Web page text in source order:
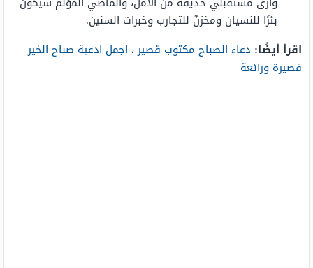
بئرًا للنسيان ومخزنٌ للتجارب وخبرات السنين.
اقرأ أيضًا: دعاء الصباح مكتوب قصير ، اجمل ادعية صباح الخير
قصيرة ورائعة